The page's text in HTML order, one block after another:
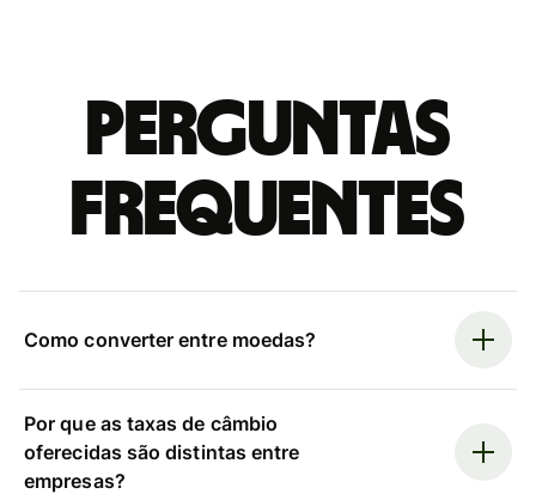
Perguntas
frequentes
Como converter entre moedas?
Por que as taxas de câmbio
oferecidas são distintas entre
empresas?